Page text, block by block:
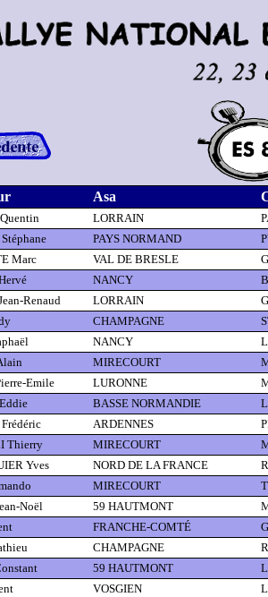
Asa
LORRAIN
PAYS NORMAND
Marc VAL DE BRESLE
NANCY
Renaud LORRAIN
CHAMPAGNE
NANCY
MIRECOURT
Emile LURONNE
BASSE NORMANDIE
ARDENNES
Thierry MIRECOURT
Yves NORD DE LA FRANCE
MIRECOURT
Noël 59 HAUTMONT
FRANCHE-COMTÉ
CHAMPAGNE
59 HAUTMONT
VOSGIEN